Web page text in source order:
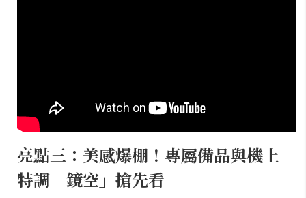
亮點三：美感爆棚！專屬備品與機上
特調「鏡空」搶先看